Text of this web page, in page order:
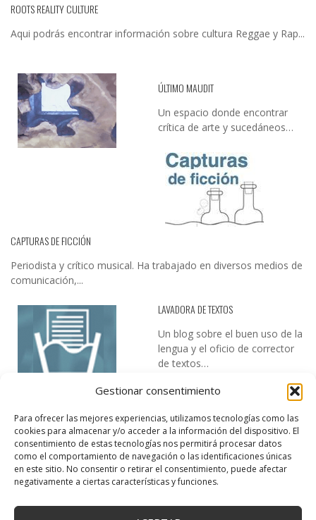
Gestionar consentimiento
Para ofrecer las mejores experiencias, utilizamos tecnologías como las
cookies para almacenar y/o acceder a la información del dispositivo. El
consentimiento de estas tecnologías nos permitirá procesar datos
como el comportamiento de navegación o las identificaciones únicas
en este sitio. No consentir o retirar el consentimiento, puede afectar
negativamente a ciertas características y funciones.
ROOTS REALITY CULTURE
Aqui podrás encontrar información sobre cultura Reggae y Rap...
ÚLTIMO MAUDIT
Un espacio donde encontrar
crítica de arte y sucedáneos…
CAPTURAS DE FICCIÓN
Periodista y crítico musical. Ha trabajado en diversos medios de
comunicación,...
LAVADORA DE TEXTOS
Un blog sobre el buen uso de la
lengua y el oficio de corrector
de textos…
DESIREE MARTÍN